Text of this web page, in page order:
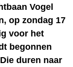
Vogel
op zondag 17
voor het
begonnen
duren naar